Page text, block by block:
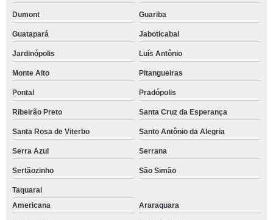
Dumont Guariba
Guatapará Jaboticabal
Jardinópolis Luís Antônio
Monte Alto Pitangueiras
Pontal Pradópolis
Ribeirão Preto Santa Cruz da Esperança
Santa Rosa de Viterbo Santo Antônio da Alegria
Serra Azul Serrana
Sertãozinho São Simão
Taquaral
Americana
Araraquara